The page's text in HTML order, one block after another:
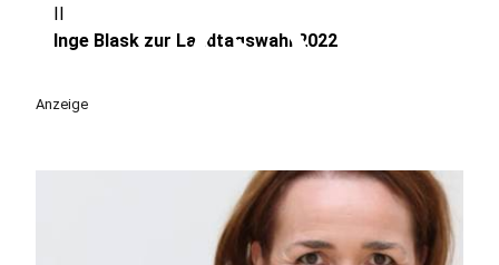
play_circle
II
Inge Blask zur Landtagswahl 2022
Anzeige